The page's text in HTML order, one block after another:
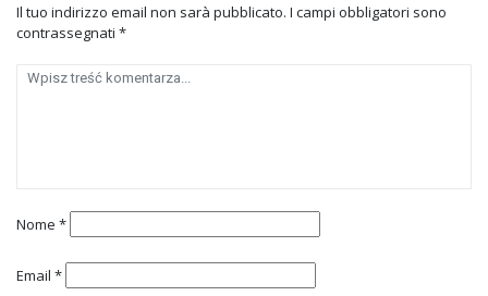
Il tuo indirizzo email non sarà pubblicato. I campi obbligatori sono
contrassegnati *
Nome *
Email *